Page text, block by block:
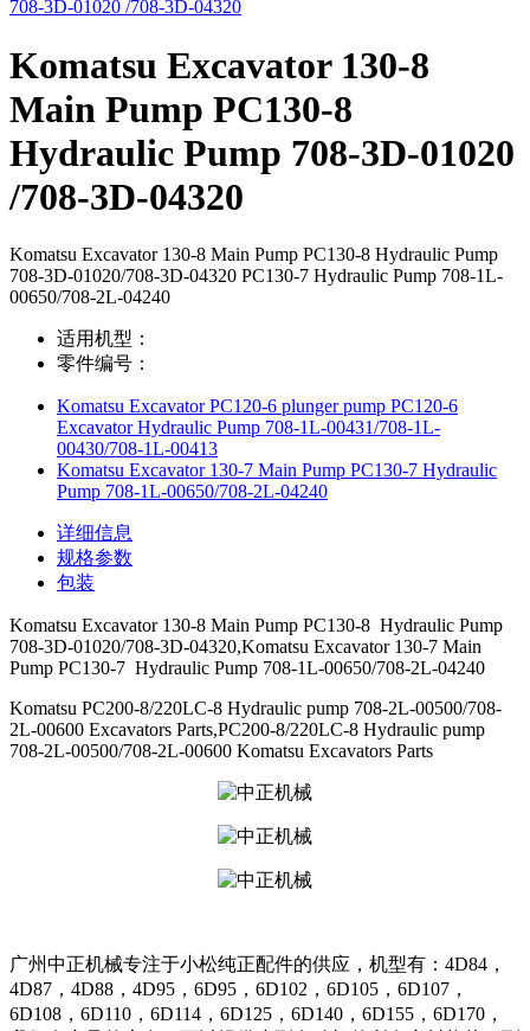
Komatsu Excavator 130-8
Main Pump PC130-8
Hydraulic Pump 708-3D-01020
/708-3D-04320
Komatsu Excavator 130-8 Main Pump PC130-8 Hydraulic Pump
708-3D-01020/708-3D-04320 PC130-7 Hydraulic Pump 708-1L-
00650/708-2L-04240
适用机型：
零件编号：
Komatsu Excavator PC120-6 plunger pump PC120-6
Excavator Hydraulic Pump 708-1L-00431/708-1L-
00430/708-1L-00413
Komatsu Excavator 130-7 Main Pump PC130-7 Hydraulic
Pump 708-1L-00650/708-2L-04240
详细信息
规格参数
包装
Komatsu Excavator 130-8 Main Pump PC130-8 Hydraulic Pump
708-3D-01020/708-3D-04320,Komatsu Excavator 130-7 Main
Pump PC130-7 Hydraulic Pump 708-1L-00650/708-2L-04240
Komatsu PC200-8/220LC-8 Hydraulic pump 708-2L-00500/708-
2L-00600 Excavators Parts,PC200-8/220LC-8 Hydraulic pump
708-2L-00500/708-2L-00600 Komatsu Excavators Parts
广州中正机械专注于小松纯正配件的供应，机型有：4D84，
4D87，4D88，4D95，6D95，6D102，6D105，6D107，
6D108，6D110，6D114，6D125，6D140，6D155，6D170，